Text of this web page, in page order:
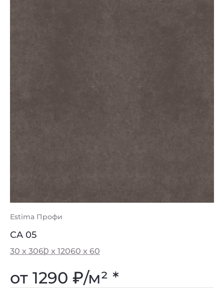
Estima Профи
CA 05
30 x 3060 x 12060 x 60
от 1290 ₽/м² *